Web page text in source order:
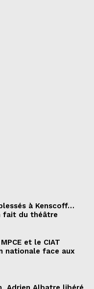
à Kenscoff…
fait du théâtre
et le CIAT
nationale face aux